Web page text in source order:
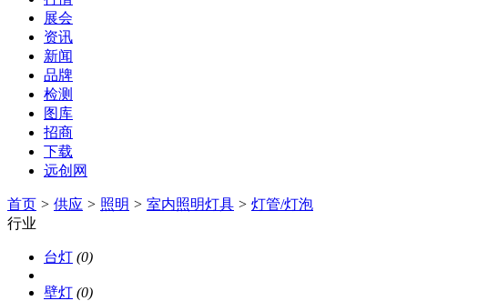
展会
资讯
新闻
品牌
检测
图库
招商
下载
远创网
首页 > 供应 > 照明 > 室内照明灯具 > 灯管/灯泡
行业
台灯 (0)
壁灯 (0)